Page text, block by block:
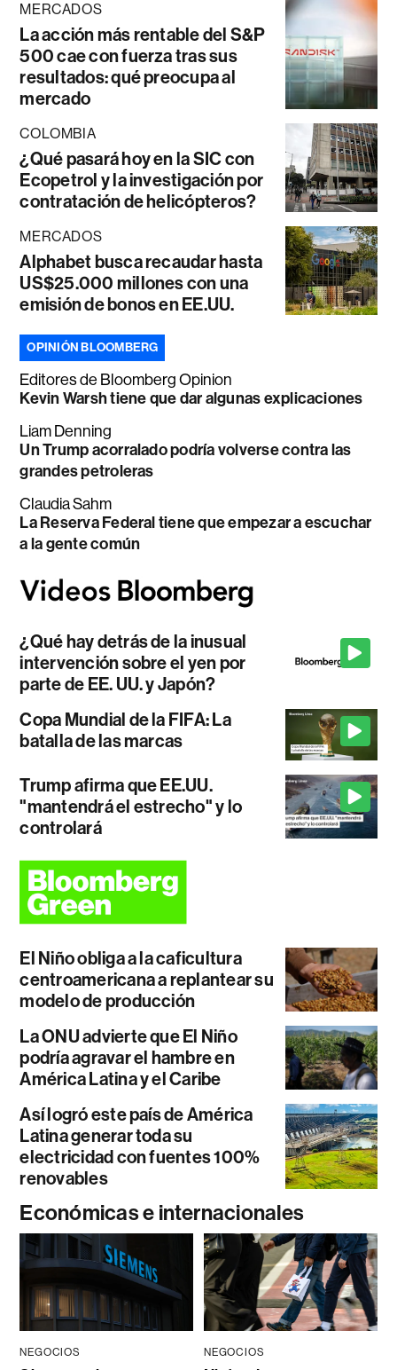
MERCADOS
La acción más rentable del S&P
500 cae con fuerza tras sus
resultados: qué preocupa al
mercado
COLOMBIA
¿Qué pasará hoy en la SIC con
Ecopetrol y la investigación por
contratación de helicópteros?
MERCADOS
Alphabet busca recaudar hasta
US$25.000 millones con una
emisión de bonos en EE.UU.
OPINIÓN BLOOMBERG
Editores de Bloomberg Opinion
Kevin Warsh tiene que dar algunas explicaciones
Liam Denning
Un Trump acorralado podría volverse contra las
grandes petroleras
Claudia Sahm
La Reserva Federal tiene que empezar a escuchar
a la gente común
¿Qué hay detrás de la inusual
intervención sobre el yen por
parte de EE. UU. y Japón?
Copa Mundial de la FIFA: La
batalla de las marcas
Trump afirma que EE.UU.
"mantendrá el estrecho" y lo
controlará
El Niño obliga a la caficultura
centroamericana a replantear su
modelo de producción
La ONU advierte que El Niño
podría agravar el hambre en
América Latina y el Caribe
Así logró este país de América
Latina generar toda su
electricidad con fuentes 100%
renovables
Económicas e internacionales
NEGOCIOS NEGOCIOS